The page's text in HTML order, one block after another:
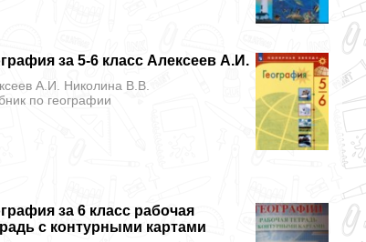
за 5-6 класс Алексеев А.И.
А.И. Николина В.В.
по географии
за 6 класс рабочая
с контурными картами